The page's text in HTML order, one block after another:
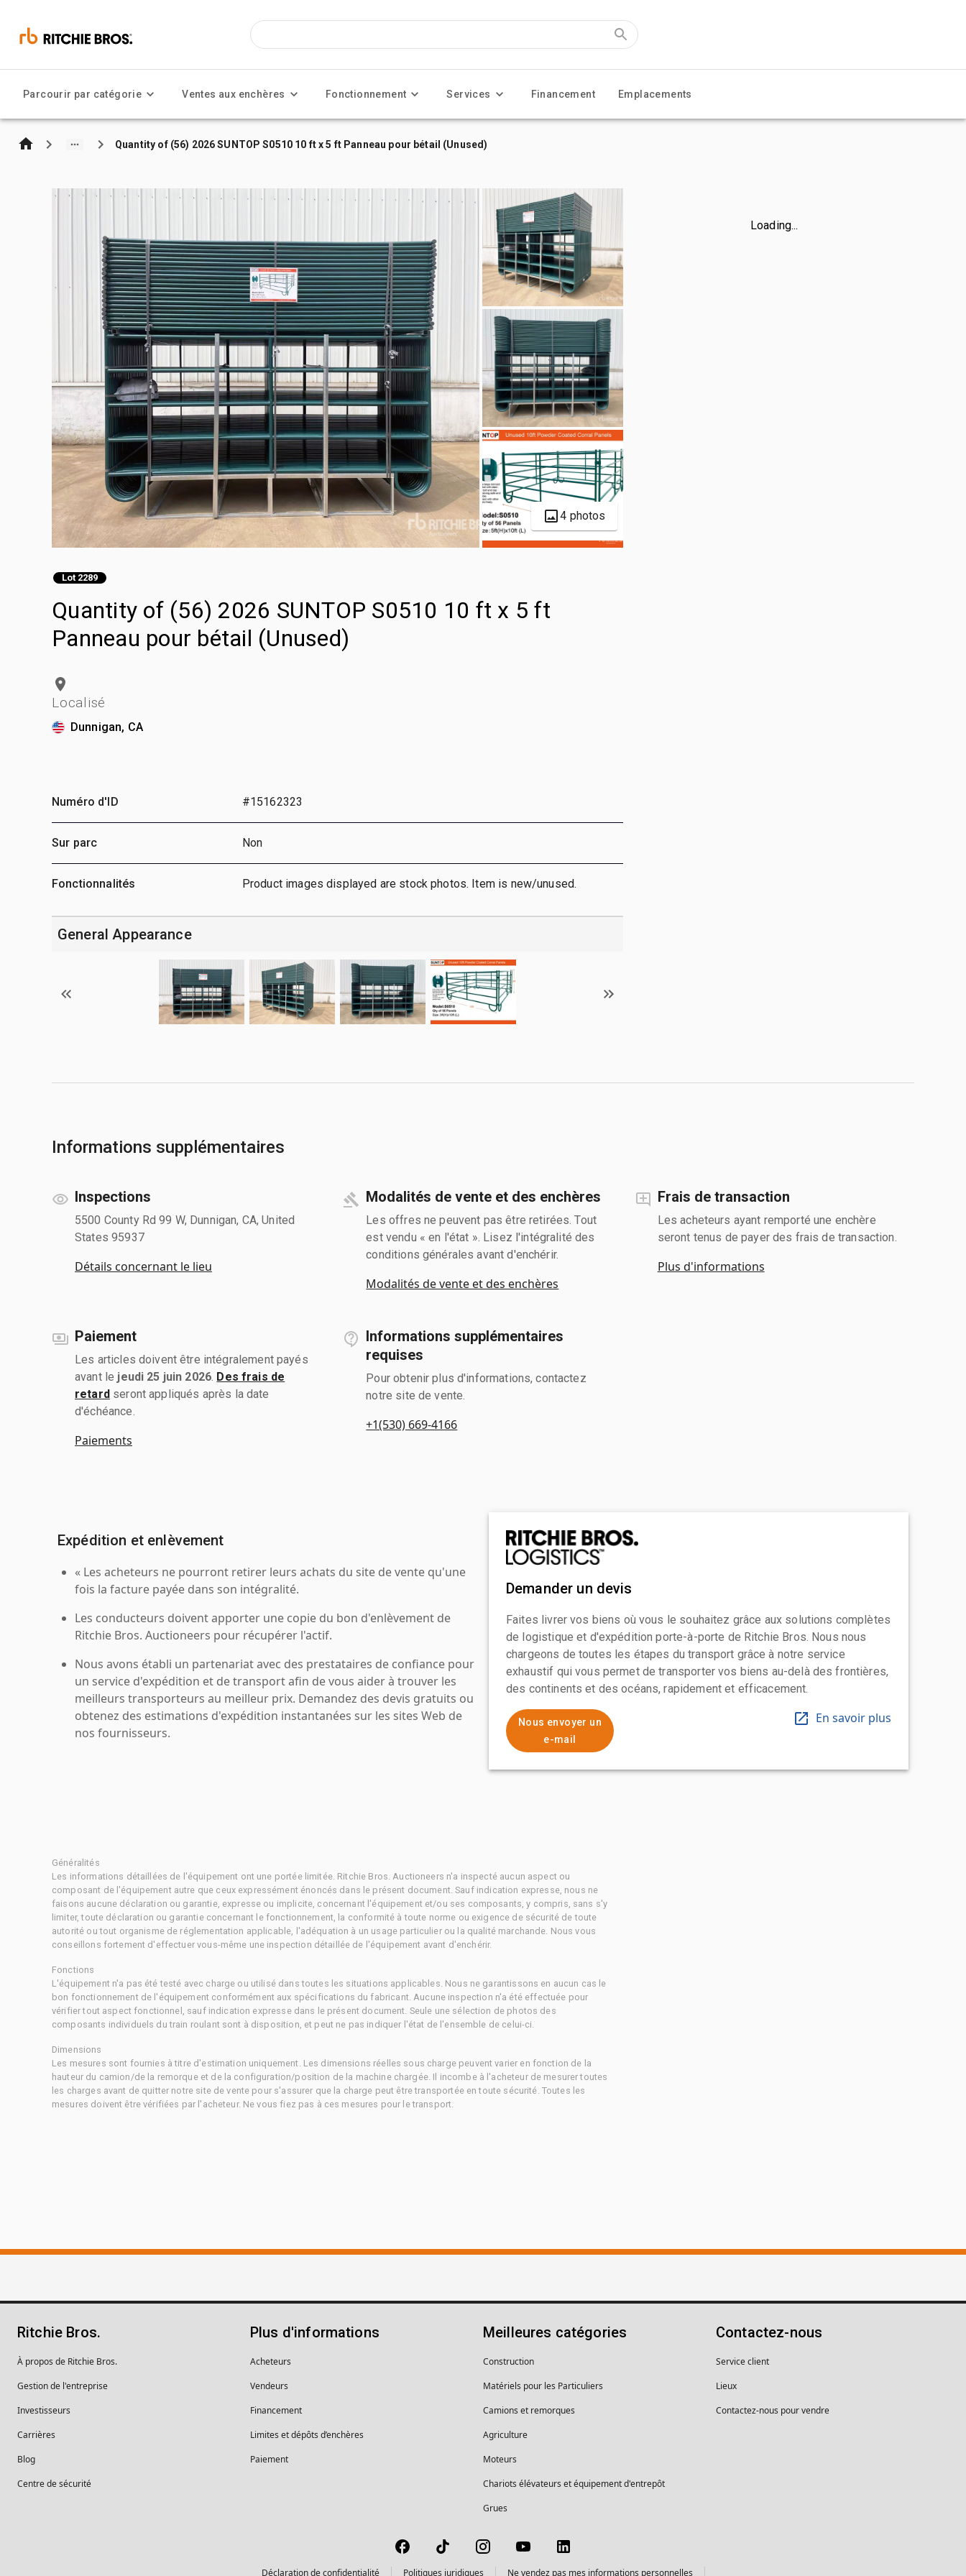
Parcourir par catégorie Ventes aux enchères Fonctionnement Services Financement Emplacements
Quantity of (56) 2026 SUNTOP S0510 10 ft x 5 ft Panneau pour bétail (Unused)
4 photos
Lot 2289
Quantity of (56) 2026 SUNTOP S0510 10 ft x 5 ft
Panneau pour bétail (Unused)
Localisé
Dunnigan, CA
Loading...
Numéro d'ID #15162323
Sur parc Non
Fonctionnalités Product images displayed are stock photos. Item is new/unused.
General Appearance
Informations supplémentaires
Inspections
5500 County Rd 99 W, Dunnigan, CA, United
States 95937
Détails concernant le lieu
Modalités de vente et des enchères
Les offres ne peuvent pas être retirées. Tout
est vendu « en l'état ». Lisez l'intégralité des
conditions générales avant d'enchérir.
Modalités de vente et des enchères
Frais de transaction
Les acheteurs ayant remporté une enchère
seront tenus de payer des frais de transaction.
Plus d'informations
Paiement
Les articles doivent être intégralement payés
avant le jeudi 25 juin 2026 Des frais de
retardseront appliqués après la date
d'échéance.
Paiements
Informations supplémentaires
requises
Pour obtenir plus d'informations, contactez
notre site de vente.
+1(530) 669-4166
Expédition et enlèvement
« Les acheteurs ne pourront retirer leurs achats du site de vente qu'une
fois la facture payée dans son intégralité.
Les conducteurs doivent apporter une copie du bon d'enlèvement de
Ritchie Bros. Auctioneers pour récupérer l'actif.
Nous avons établi un partenariat avec des prestataires de confiance pour
un service d'expédition et de transport afin de vous aider à trouver les
meilleurs transporteurs au meilleur prix. Demandez des devis gratuits ou
obtenez des estimations d'expédition instantanées sur les sites Web de
nos fournisseurs.
Demander un devis
Faites livrer vos biens où vous le souhaitez grâce aux solutions complètes
de logistique et d'expédition porte-à-porte de Ritchie Bros. Nous nous
chargeons de toutes les étapes du transport grâce à notre service
exhaustif qui vous permet de transporter vos biens au-delà des frontières,
des continents et des océans, rapidement et efficacement.
Nous envoyer un
e-mail
En savoir plus
Généralités
Les informations détaillées de l'équipement ont une portée limitée. Ritchie Bros. Auctioneers n'a inspecté aucun aspect ou
composant de l'équipement autre que ceux expressément énoncés dans le présent document. Sauf indication expresse, nous ne
faisons aucune déclaration ou garantie, expresse ou implicite, concernant l'équipement et/ou ses composants, y compris, sans s'y
limiter, toute déclaration ou garantie concernant le fonctionnement, la conformité à toute norme ou exigence de sécurité de toute
autorité ou tout organisme de réglementation applicable, l'adéquation à un usage particulier ou la qualité marchande. Nous vous
conseillons fortement d'effectuer vous-même une inspection détaillée de l'équipement avant d'enchérir.
Fonctions
L'équipement n'a pas été testé avec charge ou utilisé dans toutes les situations applicables. Nous ne garantissons en aucun cas le
bon fonctionnement de l'équipement conformément aux spécifications du fabricant. Aucune inspection n'a été effectuée pour
vérifier tout aspect fonctionnel, sauf indication expresse dans le présent document. Seule une sélection de photos des
composants individuels du train roulant sont à disposition, et peut ne pas indiquer l'état de l'ensemble de celui-ci.
Dimensions
Les mesures sont fournies à titre d'estimation uniquement. Les dimensions réelles sous charge peuvent varier en fonction de la
hauteur du camion/de la remorque et de la configuration/position de la machine chargée. Il incombe à l'acheteur de mesurer toutes
les charges avant de quitter notre site de vente pour s'assurer que la charge peut être transportée en toute sécurité. Toutes les
mesures doivent être vérifiées par l'acheteur. Ne vous fiez pas à ces mesures pour le transport.
Ritchie Bros.
À propos de Ritchie Bros.
Gestion de l'entreprise
Investisseurs
Carrières
Blog
Centre de sécurité
Plus d'informations
Acheteurs
Vendeurs
Financement
Limites et dépôts d’enchères
Paiement
Meilleures catégories
Construction
Matériels pour les Particuliers
Camions et remorques
Agriculture
Moteurs
Chariots élévateurs et équipement d'entrepôt
Grues
Contactez-nous
Service client
Lieux
Contactez-nous pour vendre
Déclaration de confidentialité Politiques juridiques Ne vendez pas mes informations personnelles